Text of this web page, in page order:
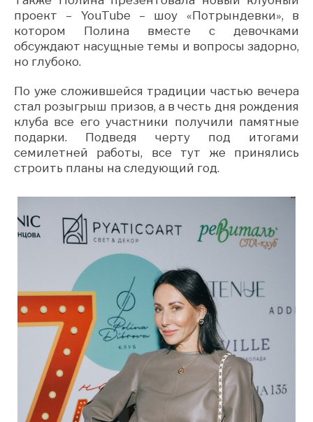
проект – YouTube – шоу «Потрындевки», в
котором Полина вместе с девочками
обсуждают насущные темы и вопросы задорно,
но глубоко.
По уже сложившейся традиции частью вечера
стал розыгрыш призов, а в честь дня рождения
клуба все его участники получили памятные
подарки. Подведя черту под итогами
семилетней работы, все тут же принялись
строить планы на следующий год.